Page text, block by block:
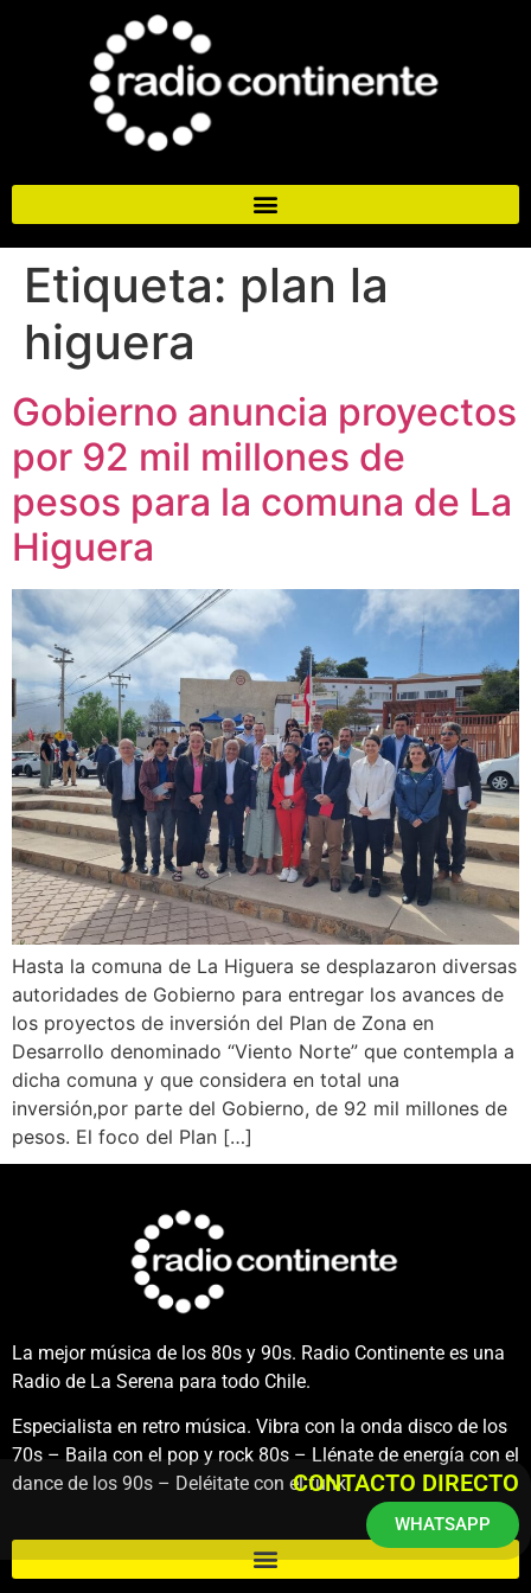
Etiqueta: plan la
higuera
Gobierno anuncia proyectos
por 92 mil millones de
pesos para la comuna de La
Higuera
Hasta la comuna de La Higuera se desplazaron diversas
autoridades de Gobierno para entregar los avances de
los proyectos de inversión del Plan de Zona en
Desarrollo denominado “Viento Norte” que contempla a
dicha comuna y que considera en total una
inversión,por parte del Gobierno, de 92 mil millones de
pesos. El foco del Plan […]
La mejor música de los 80s y 90s. Radio Continente es una
Radio de La Serena para todo Chile.
Especialista en retro música. Vibra con la onda disco de los
70s – Baila con el pop y rock 80s – Llénate de energía con el
dance de los 90s – Deléitate con el funk.CONTACTO DIRECTO
WHATSAPP